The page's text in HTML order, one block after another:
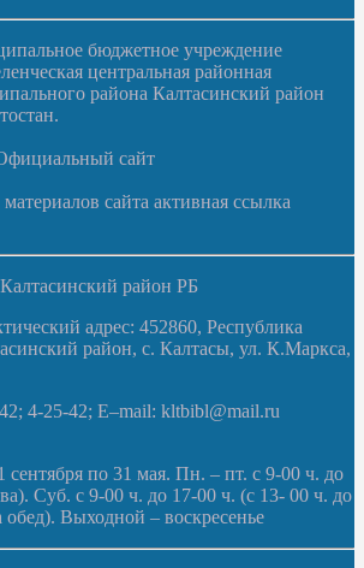
бюджетное учреждение
центральная районная
района Калтасинский район
сайт
сайта активная ссылка
район РБ
адрес: 452860, Республика
район, с. Калтасы, ул. К.Маркса,
4-25-42; E–mail: kltbibl@mail.ru
по 31 мая. Пн. – пт. с 9-00 ч. до
Суб. с 9-00 ч. до 17-00 ч. (с 13- 00 ч. до
Выходной – воскресенье